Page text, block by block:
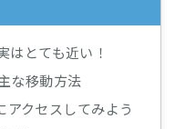
はとても近い！
な移動方法
アクセスしてみよう